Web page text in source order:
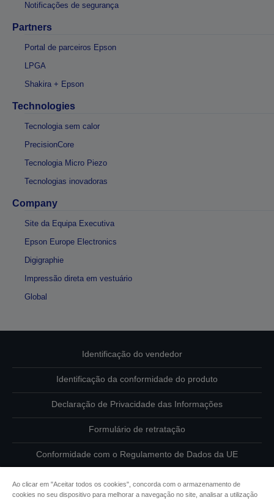
Notificações de segurança
Partners
Portal de parceiros Epson
LPGA
Shakira + Epson
Technologies
Tecnologia sem calor
PrecisionCore
Tecnologia Micro Piezo
Tecnologias inovadoras
Company
Site da Equipa Executiva
Epson Europe Electronics
Digigraphie
Impressão direta em vestuário
Global
Identificação do vendedor
Identificação da conformidade do produto
Declaração de Privacidade das Informações
Formulário de retratação
Conformidade com o Regulamento de Dados da UE
Contacte-nos sobre os seus dados
Ao clicar em "Aceitar todos os cookies", concorda com o armazenamento de
cookies no seu dispositivo para melhorar a navegação no site, analisar a utilização